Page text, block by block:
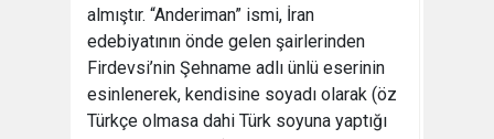
almıştır. “Anderiman” ismi, İran
edebiyatının önde gelen şairlerinden
Firdevsi’nin Şehname adlı ünlü eserinin
esinlenerek, kendisine soyadı olarak (öz
Türkçe olmasa dahi Türk soyuna yaptığı